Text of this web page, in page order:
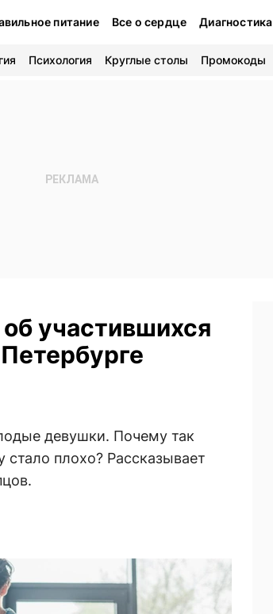
питание Все о сердце Диагностика
Психология Круглые столы Промокоды
участившихся
девушки. Почему так
плохо? Рассказывает